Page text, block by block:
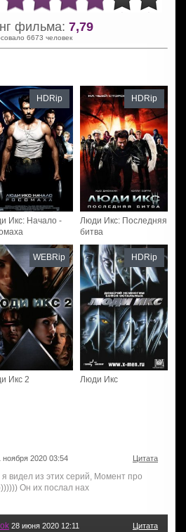
фильма: 7,79
6673 человек
Икс: Начало -
HDRip
Люди Икс: Последняя
битва
HDRip
Икс 2
WEBRip
Люди Икс
HDRip
ноября 2020 03:54 Цитата
видел из этих серий, Момент про
Он их послал нах
28 июня 2020 12:11 Цитата